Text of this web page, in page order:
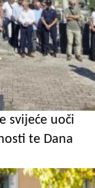
svijeće uoči
te Dana